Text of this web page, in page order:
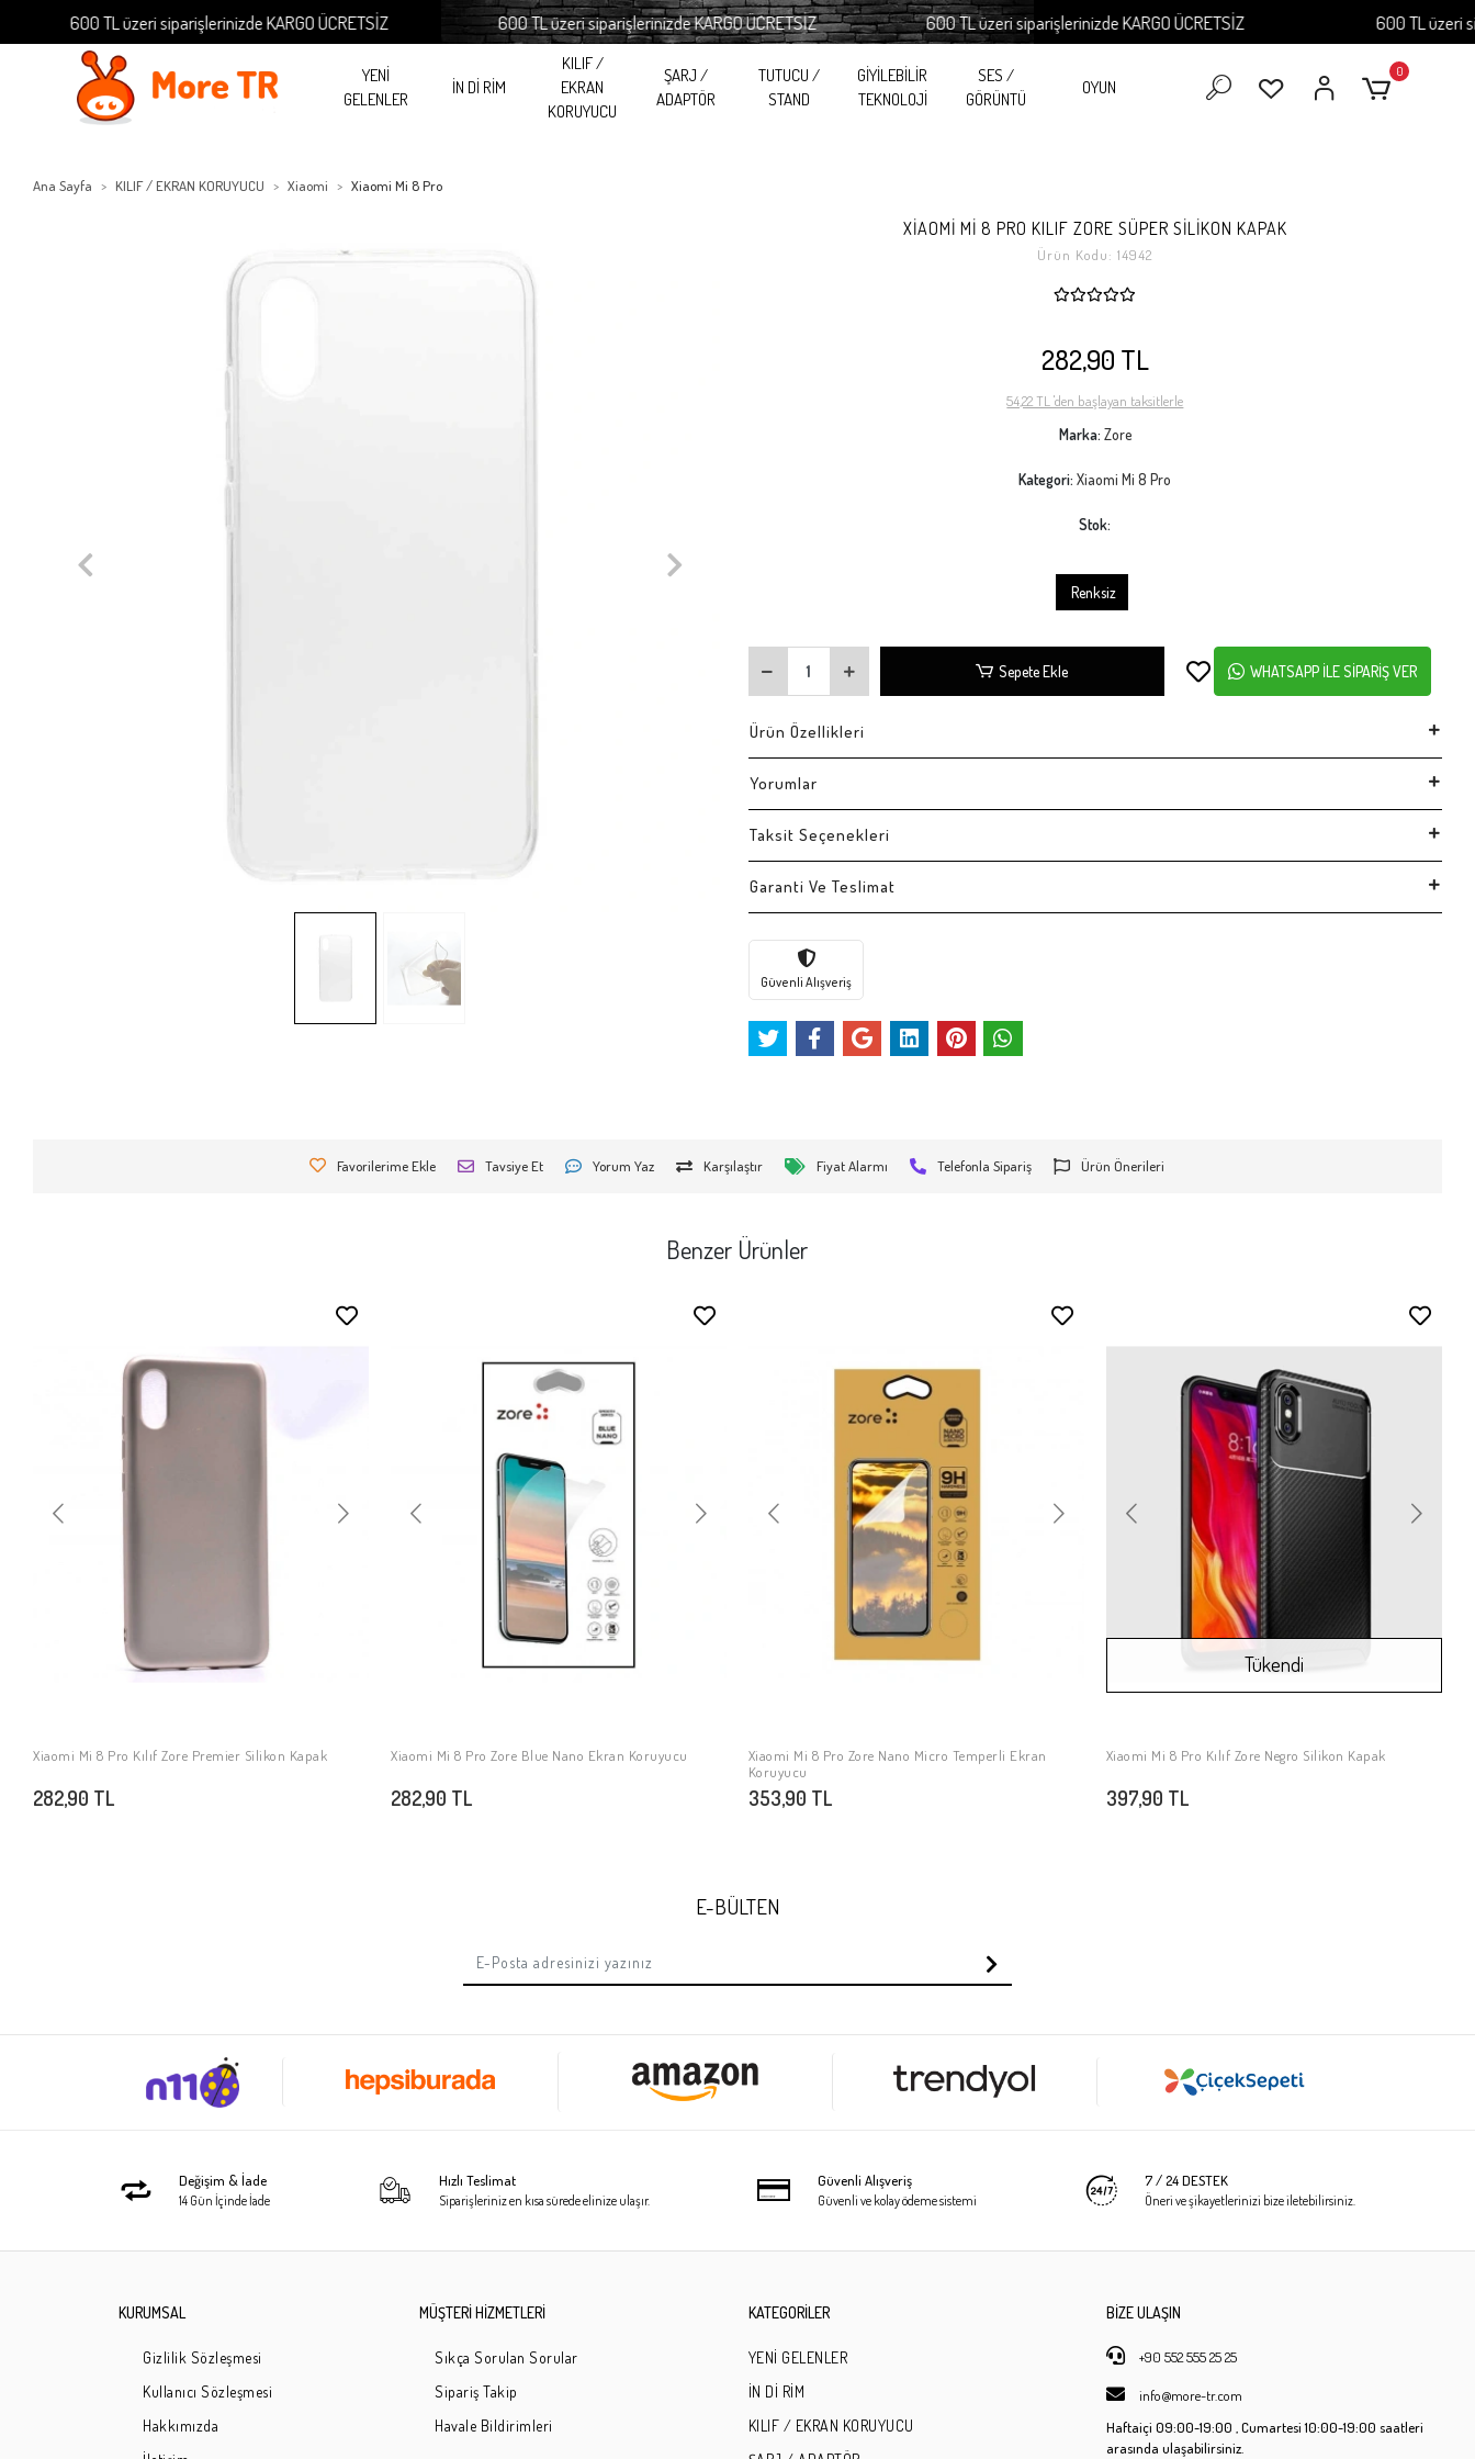
600 TL üzeri siparişlerinizde KARGO ÜCRETSİZ 600 TL üzeri siparişlerinizde KARGO ÜCRETSİZ 600 TL üzeri siparişlerinizde KARGO ÜCRETSİZ 600 TL üzeri
YENİ
GELENLER
İN Dİ RİM
KILIF /
EKRAN
KORUYUCU
ŞARJ /
ADAPTÖR
TUTUCU /
STAND
GİYİLEBİLİR
TEKNOLOJİ
SES /
GÖRÜNTÜ
OYUN
0
Ana Sayfa KILIF / EKRAN KORUYUCU Xiaomi Xiaomi Mi 8 Pro
XİAOMİ Mİ 8 PRO KILIF ZORE SÜPER SİLİKON KAPAK
Ürün Kodu:14942
282,90 TL
54,22 TL 'den başlayan taksitlerle
Marka: Zore
Kategori:Xiaomi Mi 8 Pro
Stok:
Renksiz
Sepete Ekle WHATSAPP İLE SİPARİŞ VER
Ürün Özellikleri
Yorumlar
Taksit Seçenekleri
Garanti Ve Teslimat
Güvenli Alışveriş
Favorilerime Ekle Tavsiye Et Yorum Yaz Karşılaştır Fiyat Alarmı Telefonla Sipariş Ürün Önerileri
Benzer Ürünler
SEPETE EKLE
Xiaomi Mi 8 Pro Kılıf Zore Premier Silikon Kapak
282,90 TL
SEPETE EKLE
Xiaomi Mi 8 Pro Zore Blue Nano Ekran Koruyucu
282,90 TL
SEPETE EKLE
Xiaomi Mi 8 Pro Zore Nano Micro Temperli Ekran
Koruyucu
353,90 TL
Stokta Yok
Stokta Yok
Tükendi
Xiaomi Mi 8 Pro Kılıf Zore Negro Silikon Kapak
397,90 TL
E-BÜLTEN
Değişim & İade
14 Gün İçinde İade
Hızlı Teslimat
Siparişleriniz en kısa sürede elinize ulaşır.
Güvenli Alışveriş
Güvenli ve kolay ödeme sistemi
7 / 24 DESTEK
Öneri ve şikayetlerinizi bize iletebilirsiniz.
KURUMSAL
Gizlilik Sözleşmesi
Kullanıcı Sözleşmesi
Hakkımızda
MÜŞTERİ HİZMETLERİ
Sıkça Sorulan Sorular
Sipariş Takip
Havale Bildirimleri
KATEGORİLER
YENİ GELENLER
İN Dİ RİM
KILIF / EKRAN KORUYUCU
BİZE ULAŞIN
+90 552 555 25 25
info@more-tr.com
Haftaiçi 09:00-19:00 , Cumartesi10:00-19:00 saatleri
arasında ulaşabilirsiniz.